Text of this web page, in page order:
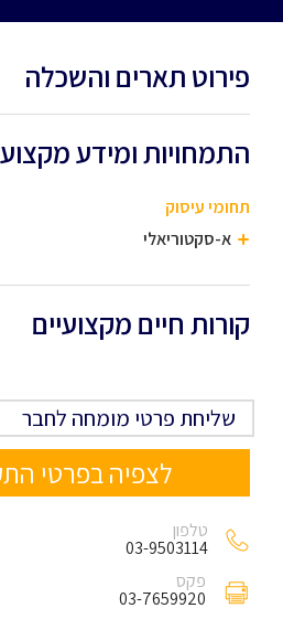
פירוט תארים והשכלה
התמחויות ומידע
תחומי עיסוק
א-סקטוריאלי
קורות חיים מקצועיים
שליחת פרטי מומחה לחבר
לצפיה בפרטי
טלפון
03-9503114
פקס
03-7659920